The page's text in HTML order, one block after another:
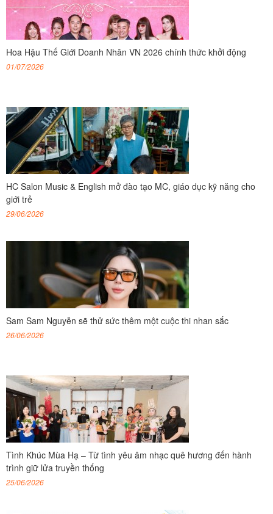
Hoa Hậu Thế Giới Doanh Nhân VN 2026 chính thức khởi động
01/07/2026
HC Salon Music & English mở đào tạo MC, giáo dục kỹ năng cho
giới trẻ
29/06/2026
Sam Sam Nguyễn sẽ thử sức thêm một cuộc thi nhan sắc
26/06/2026
Tình Khúc Mùa Hạ – Từ tình yêu âm nhạc quê hương đến hành
trình giữ lửa truyền thống
25/06/2026